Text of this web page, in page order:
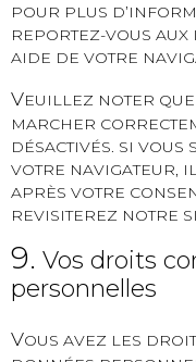
POUR PLUS
REPORTEZ-VOUS AUX
AIDE DE VOTRE
VEUILLEZ NOTER
MARCHER
DÉSACTIVÉS. SI
VOTRE NAVIGATEUR,
APRÈS VOTRE
REVISITEREZ NOTRE
9. Vos droits
personnelles
VOUS AVEZ LES